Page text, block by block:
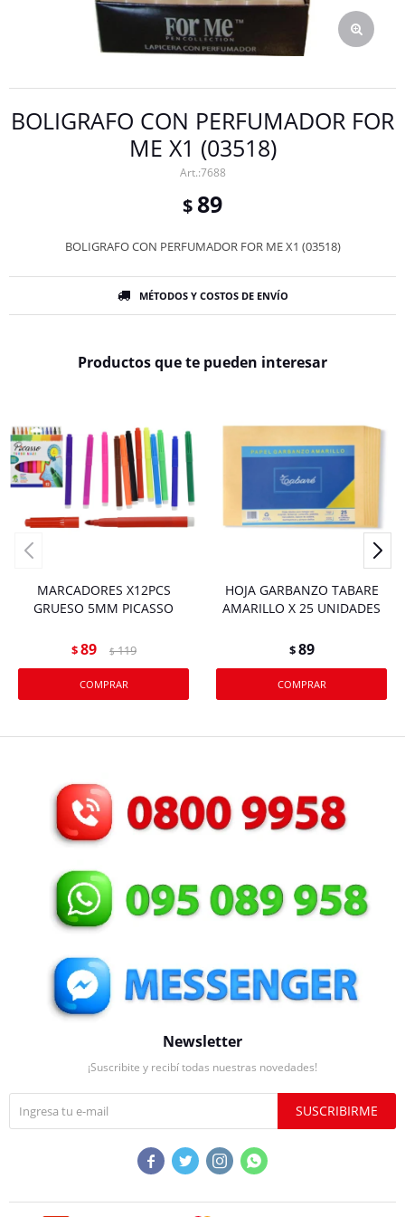
BOLIGRAFO CON PERFUMADOR FOR
ME X1 (03518)
7688
$ 89
BOLIGRAFO CON PERFUMADOR FOR ME X1 (03518)
MÉTODOS Y COSTOS DE ENVÍO
Productos que te pueden interesar
MARCADORES X12PCS
GRUESO 5MM PICASSO
$89 $ 119
HOJA GARBANZO TABARE
AMARILLO X 25 UNIDADES
$89
Newsletter
¡Suscribite y recibí todas nuestras novedades!
SUSCRIBIRME
   